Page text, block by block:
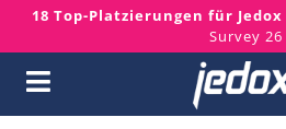
Skip
content
18 Top-Platzierungen für Jedox
Survey 26
Toggle